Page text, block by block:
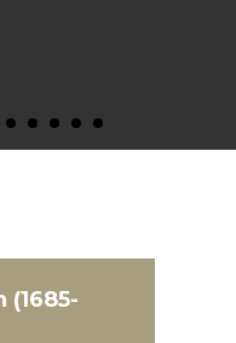
(1685-